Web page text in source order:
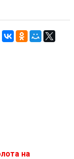
на